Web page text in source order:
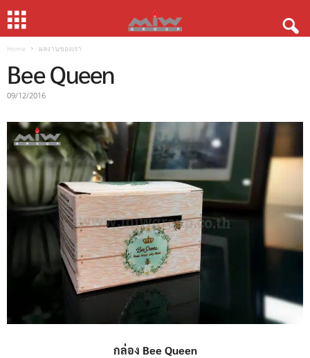
Home ผลงานของเรา
Bee Queen
09/12/2016
กล่อง Bee Queen